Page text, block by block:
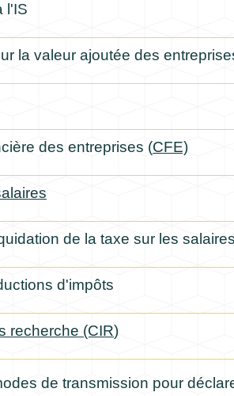
l'IS
la valeur ajoutée des
des entreprises (CFE)
de la taxe sur les salaires
d'impôts
recherche (CIR)
de transmission pour